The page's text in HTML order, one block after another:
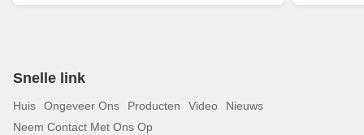
Snelle link
Huis Ongeveer Ons Producten Video
Nieuws
Neem Contact Met Ons Op